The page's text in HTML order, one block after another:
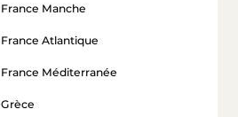
France Manche
France Atlantique
France Méditerranée
Grèce